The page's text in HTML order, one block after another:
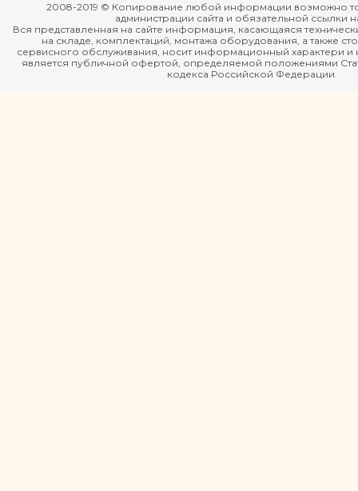
2008-2019 © Копирование любой информации возможно
администрации сайта и обязательной ссылки
Вся представленная на сайте информация, касающаяся
на складе, комплектаций, монтажа оборудования, а также
сервисного обслуживания, носит информационный характери и
является публичной офертой, определяемой положениями
кодекса Российской Федерации.